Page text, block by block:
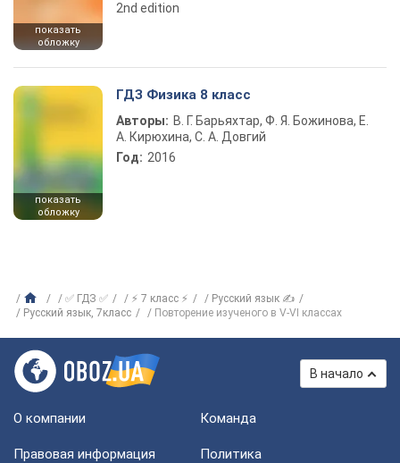
показать
обложку
2nd edition
показать
обложку
ГДЗ Физика 8 класс
Авторы: В. Г. Барьяхтар, Ф. Я. Божинова, Е.
А. Кирюхина, С. А. Довгий
Год: 2016
✅ ГДЗ ✅ ⚡ 7 класс ⚡
Русский язык ✍
Русский язык, 7класс
Повторение изученого в V-VI классах
В начало
О компании Команда
Правовая информация
Политика